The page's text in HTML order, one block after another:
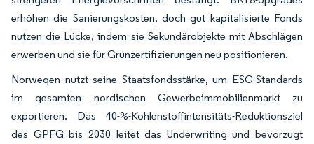
erhöhen die Sanierungskosten, doch gut kapitalisierte Fonds
nutzen die Lücke, indem sie Sekundärobjekte mit Abschlägen
erwerben und sie für Grünzertifizierungen neu positionieren.
Norwegen nutzt seine Staatsfondsstärke, um ESG-Standards
im gesamten nordischen Gewerbeimmobilienmarkt zu
exportieren. Das 40-%-Kohlenstoffintensitäts-Reduktionsziel
des GPFG bis 2030 leitet das Underwriting und bevorzugt